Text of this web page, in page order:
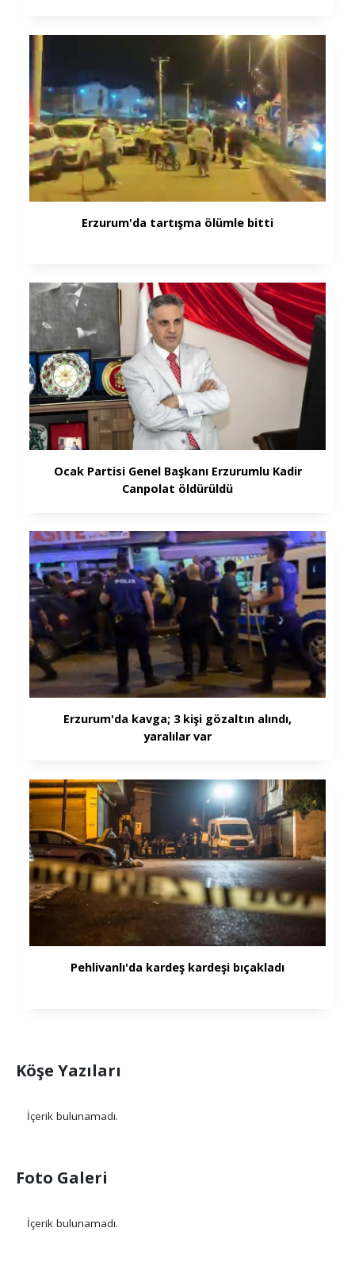
Erzurum'da tartışma ölümle bitti
Ocak Partisi Genel Başkanı Erzurumlu Kadir
Canpolat öldürüldü
Erzurum'da kavga; 3 kişi gözaltın alındı,
yaralılar var
Pehlivanlı'da kardeş kardeşi bıçakladı
Köşe Yazıları
İçerik bulunamadı.
Foto Galeri
İçerik bulunamadı.